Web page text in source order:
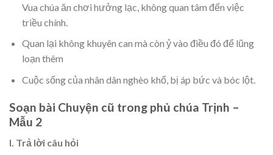
Vua chúa ăn chơi hưởng lạc, không quan tâm đến việc
triều chính.
Quan lại không khuyên can mà còn ỷ vào điều đó để lũng
loạn thêm
Cuộc sống của nhân dân nghèo khổ, bị áp bức và bóc lột.
Soạn bài Chuyện cũ trong phủ chúa Trịnh –
Mẫu 2
I. Trả lời câu hỏi